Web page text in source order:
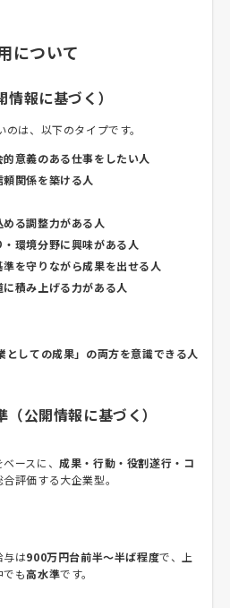
について
報に基づく）
は、以下のタイプです。
的意義のある仕事をしたい人
関係を築ける人
る調整力がある人
環境分野に興味がある人
を守りながら成果を出せる人
積み上げる力がある人
としての成果」の両方を意識できる人
公開情報に基づく）
ースに、成果・行動・役割遂行・コ
評価する大企業型。
与は900万円台前半〜半ば程度で、上
でも高水準です。